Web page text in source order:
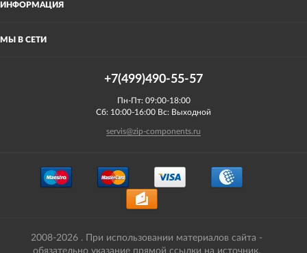
ИНФОРМАЦИЯ
МЫ В СЕТИ
+7(499)490-55-57
Пн-Пт: 09:00-18:00
Сб: 10:00-16:00 Вс: Выходной
servis@zip-components.ru
2008-2026 . При использовании материалов сайта -